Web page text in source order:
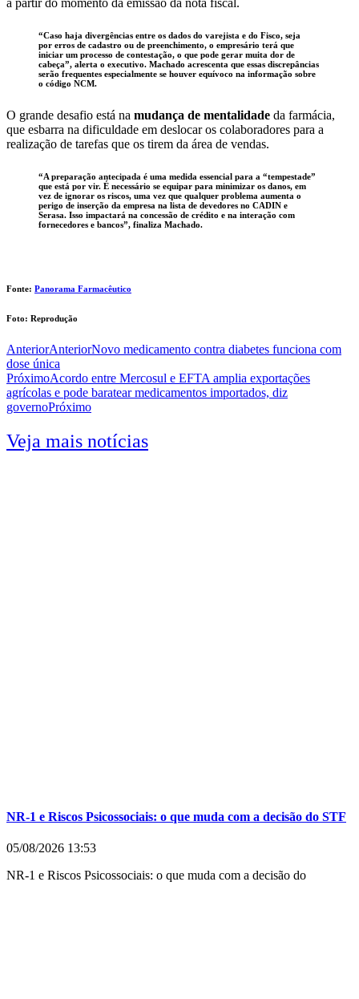
“Caso haja divergências entre os dados do varejista e do Fisco, seja
por erros de cadastro ou de preenchimento, o empresário terá que
iniciar um processo de contestação, o que pode gerar muita dor de
cabeça”, alerta o executivo. Machado acrescenta que essas discrepâncias
serão frequentes especialmente se houver equívoco na informação sobre
o código NCM.
O grande desafio está na mudança de mentalidade da farmácia,
que esbarra na dificuldade em deslocar os colaboradores para a
realização de tarefas que os tirem da área de vendas.
“A preparação antecipada é uma medida essencial para a “tempestade”
que está por vir. É necessário se equipar para minimizar os danos, em
vez de ignorar os riscos, uma vez que qualquer problema aumenta o
perigo de inserção da empresa na lista de devedores no CADIN e
Serasa. Isso impactará na concessão de crédito e na interação com
fornecedores e bancos”, finaliza Machado.
Fonte: Panorama Farmacêutico
Foto: Reprodução
AnteriorAnteriorNovo medicamento contra diabetes funciona com
dose única
PróximoAcordo entre Mercosul e EFTA amplia exportações
agrícolas e pode baratear medicamentos importados, diz
governoPróximo
Veja mais notícias
NR-1 e Riscos Psicossociais: o que muda com a decisão do STF
05/08/2026 13:53
NR-1 e Riscos Psicossociais: o que muda com a decisão do